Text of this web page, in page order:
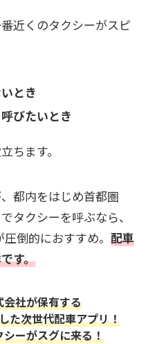
近くのタクシーがスピ
とき
びたいとき
ちます。
都内をはじめ首都圏
タクシーを呼ぶなら、
圧倒的におすすめ。 配車
す。
社が保有する
た次世代配車アプリ！
ーがスグに来る！